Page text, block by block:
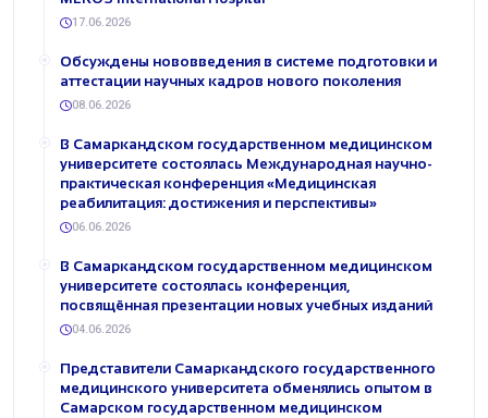
17.06.2026
Обсуждены нововведения в системе подготовки и
аттестации научных кадров нового поколения
08.06.2026
В Самаркандском государственном медицинском
университете состоялась Международная научно-
практическая конференция «Медицинская
реабилитация: достижения и перспективы»
06.06.2026
В Самаркандском государственном медицинском
университете состоялась конференция,
посвящённая презентации новых учебных изданий
04.06.2026
Представители Самаркандского государственного
медицинского университета обменялись опытом в
Самарском государственном медицинском